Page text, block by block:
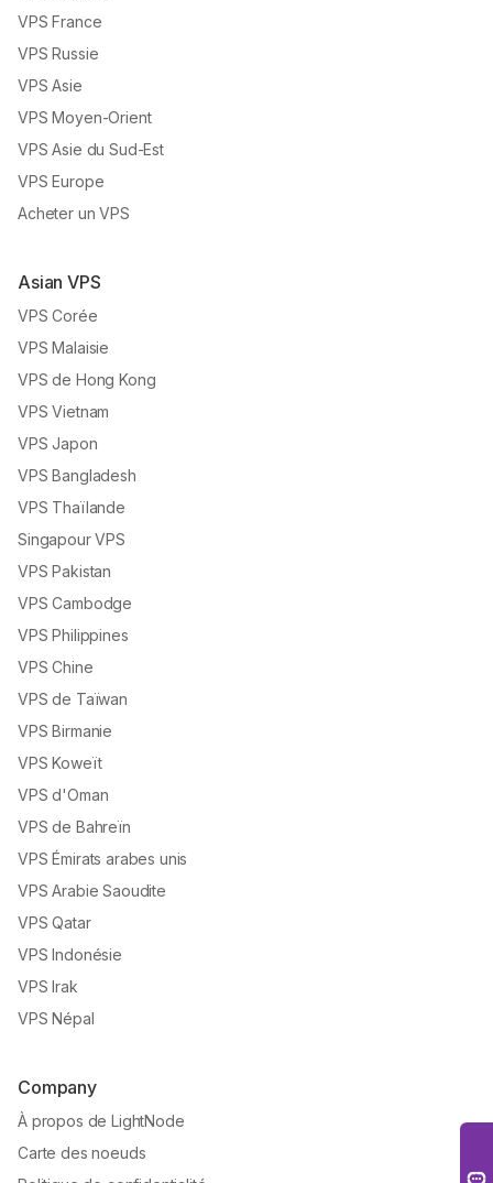
VPS France
VPS Russie
VPS Asie
VPS Moyen-Orient
VPS Asie du Sud-Est
VPS Europe
Acheter un VPS
Asian VPS
VPS Corée
VPS Malaisie
VPS de Hong Kong
VPS Vietnam
VPS Japon
VPS Bangladesh
VPS Thaïlande
Singapour VPS
VPS Pakistan
VPS Cambodge
VPS Philippines
VPS Chine
VPS de Taïwan
VPS Birmanie
VPS Koweït
VPS d'Oman
VPS de Bahreïn
VPS Émirats arabes unis
VPS Arabie Saoudite
VPS Qatar
VPS Indonésie
VPS Irak
VPS Népal
Company
À propos de LightNode
Carte des noeuds